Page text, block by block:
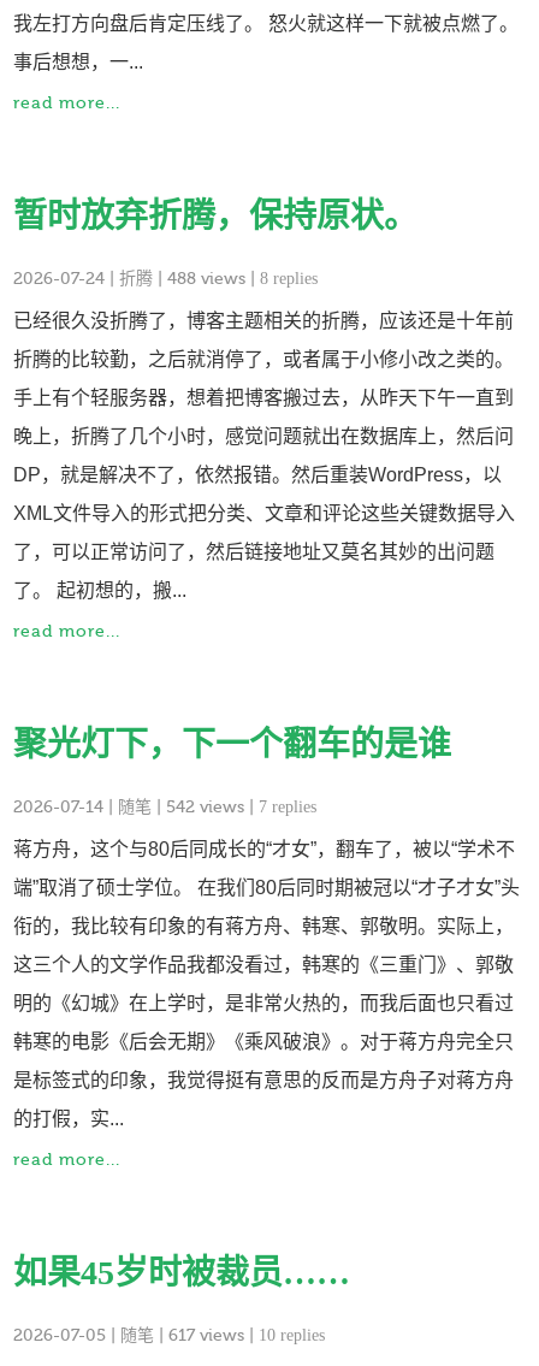
我左打方向盘后肯定压线了。 怒火就这样一下就被点燃了。
事后想想，一...
read more...
暂时放弃折腾，保持原状。
2026-07-24 |折腾 | 488 views |8 replies
已经很久没折腾了，博客主题相关的折腾，应该还是十年前
折腾的比较勤，之后就消停了，或者属于小修小改之类的。
手上有个轻服务器，想着把博客搬过去，从昨天下午一直到
晚上，折腾了几个小时，感觉问题就出在数据库上，然后问
DP，就是解决不了，依然报错。然后重装WordPress，以
XML文件导入的形式把分类、文章和评论这些关键数据导入
了，可以正常访问了，然后链接地址又莫名其妙的出问题
了。 起初想的，搬...
read more...
聚光灯下，下一个翻车的是谁
2026-07-14 随笔 | 542 views | 7 replies
蒋方舟，这个与80后同成长的“才女”，翻车了，被以“学术不
端”取消了硕士学位。 在我们80后同时期被冠以“才子才女”头
衔的，我比较有印象的有蒋方舟、韩寒、郭敬明。实际上，
这三个人的文学作品我都没看过，韩寒的《三重门》、郭敬
明的《幻城》在上学时，是非常火热的，而我后面也只看过
韩寒的电影《后会无期》《乘风破浪》。对于蒋方舟完全只
是标签式的印象，我觉得挺有意思的反而是方舟子对蒋方舟
的打假，实...
read more...
如果45岁时被裁员……
2026-07-05 随笔 | 617 views | 10 replies